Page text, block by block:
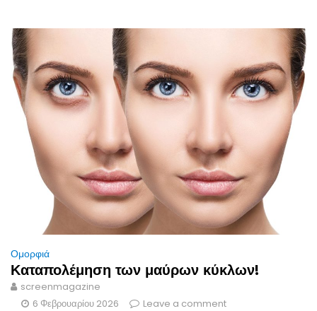
Ομορφιά
Καταπολέμηση των μαύρων κύκλων!
screenmagazine
6 Φεβρουαρίου 2026
Leave a comment